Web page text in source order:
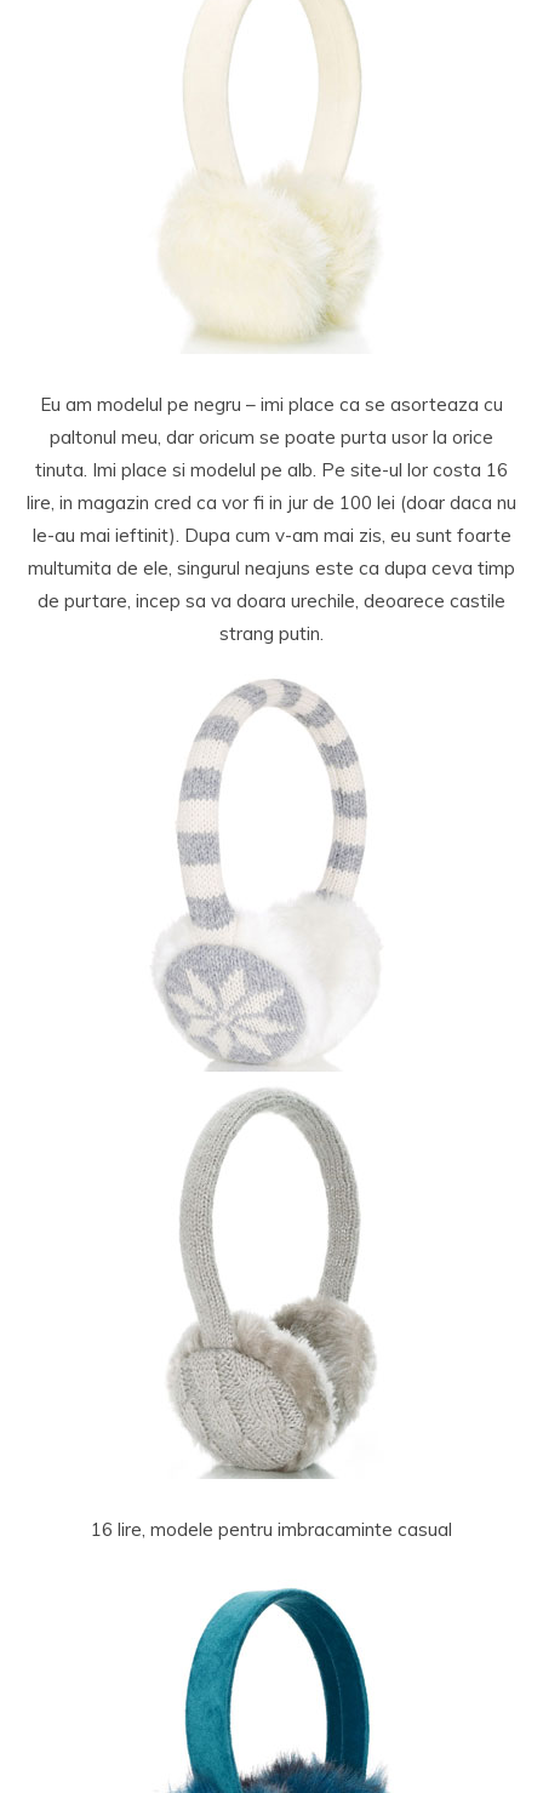
Eu am modelul pe negru – imi place ca se asorteaza cu
paltonul meu, dar oricum se poate purta usor la orice
tinuta. Imi place si modelul pe alb. Pe site-ul lor costa 16
lire, in magazin cred ca vor fi in jur de 100 lei (doar daca nu
le-au mai ieftinit). Dupa cum v-am mai zis, eu sunt foarte
multumita de ele, singurul neajuns este ca dupa ceva timp
de purtare, incep sa va doara urechile, deoarece castile
strang putin.
16 lire, modele pentru imbracaminte casual